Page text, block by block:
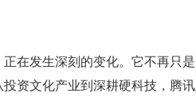
在发生深刻的变化。它不再只
资文化产业到深耕硬科技，腾